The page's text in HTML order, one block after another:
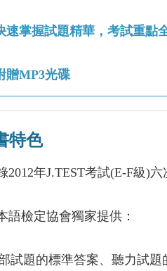
速掌握試題精華，考試重點
贈MP3光碟
特色
2012年J.TEST考試(E-F級)
語檢定協會獨家提供：
試題的標準答案、聽力試題